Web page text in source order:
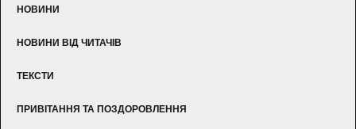
НОВИНИ
НОВИНИ ВІД ЧИТАЧІВ
ТЕКСТИ
ПРИВІТАННЯ ТА ПОЗДОРОВЛЕННЯ